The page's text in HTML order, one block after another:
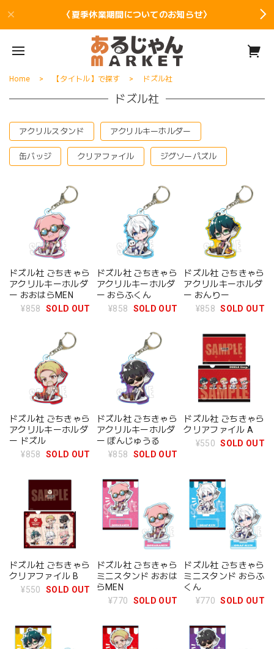
〈夏季休業期間についてのお知らせ〉
Home 【タイトル】で探す ドズル社
ドズル社
アクリルスタンド アクリルキーホルダー
缶バッジ クリアファイル ジグソーパズル
ドズル社 ごちきゃら
アクリルキーホルダ
ー おおはらMEN
¥858
SOLD OUT
ドズル社 ごちきゃら
アクリルキーホルダ
ー おらふくん
¥858
SOLD OUT
ドズル社 ごちきゃら
アクリルキーホルダ
ー おんりー
¥858 SOLD OUT
ドズル社 ごちきゃら
アクリルキーホルダ
ー ドズル
¥858
SOLD OUT
ドズル社 ごちきゃら
アクリルキーホルダ
ー ぼんじゅうる
¥858
SOLD OUT
ドズル社 ごちきゃら
クリアファイル A
¥550 SOLD OUT
ドズル社 ごちきゃら
クリアファイル B
¥550
SOLD OUT
ドズル社 ごちきゃら
ミニスタンド おおは
らMEN
¥770
SOLD OUT
ドズル社 ごちきゃら
ミニスタンド おらふ
くん
¥770 SOLD OUT